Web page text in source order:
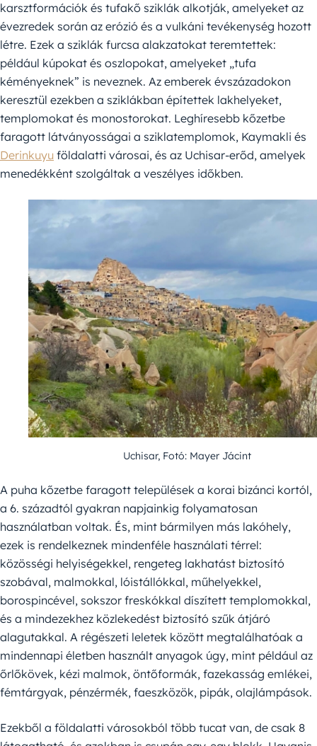
karsztformációk és tufakő sziklák alkotják, amelyeket az
évezredek során az erózió és a vulkáni tevékenység hozott
létre. Ezek a sziklák furcsa alakzatokat teremtettek:
például kúpokat és oszlopokat, amelyeket „tufa
kéményeknek” is neveznek. Az emberek évszázadokon
keresztül ezekben a sziklákban építettek lakhelyeket,
templomokat és monostorokat. Leghíresebb kőzetbe
faragott látványosságai a sziklatemplomok, Kaymakli és
Derinkuyu földalatti városai, és az Uchisar-erőd, amelyek
menedékként szolgáltak a veszélyes időkben.
Uchisar, Fotó: Mayer Jácint
A puha kőzetbe faragott települések a korai bizánci kortól,
a 6. századtól gyakran napjainkig folyamatosan
használatban voltak. És, mint bármilyen más lakóhely,
ezek is rendelkeznek mindenféle használati térrel:
közösségi helyiségekkel, rengeteg lakhatást biztosító
szobával, malmokkal, lóistállókkal, műhelyekkel,
borospincével, sokszor freskókkal díszített templomokkal,
és a mindezekhez közlekedést biztosító szűk átjáró
alagutakkal. A régészeti leletek között megtalálhatóak a
mindennapi életben használt anyagok úgy, mint például az
őrlőkövek, kézi malmok, öntőformák, fazekasság emlékei,
fémtárgyak, pénzérmék, faeszközök, pipák, olajlámpások.
Ezekből a földalatti városokból több tucat van, de csak 8